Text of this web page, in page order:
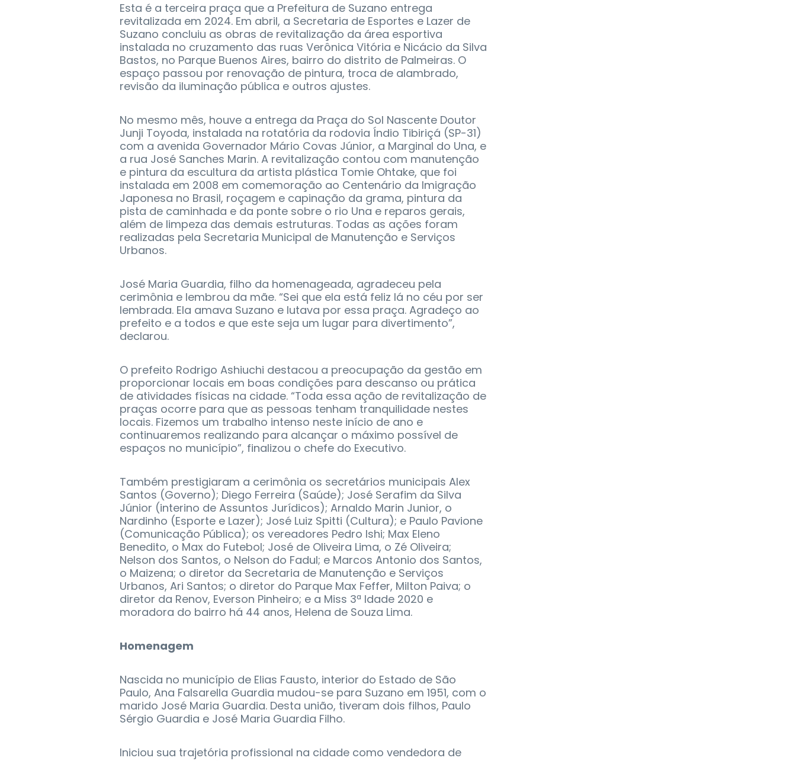
Esta é a terceira praça que a Prefeitura de Suzano entrega
revitalizada em 2024. Em abril, a Secretaria de Esportes e Lazer de
Suzano concluiu as obras de revitalização da área esportiva
instalada no cruzamento das ruas Verônica Vitória e Nicácio da Silva
Bastos, no Parque Buenos Aires, bairro do distrito de Palmeiras. O
espaço passou por renovação de pintura, troca de alambrado,
revisão da iluminação pública e outros ajustes.
No mesmo mês, houve a entrega da Praça do Sol Nascente Doutor
Junji Toyoda, instalada na rotatória da rodovia Índio Tibiriçá (SP-31)
com a avenida Governador Mário Covas Júnior, a Marginal do Una, e
a rua José Sanches Marin. A revitalização contou com manutenção
e pintura da escultura da artista plástica Tomie Ohtake, que foi
instalada em 2008 em comemoração ao Centenário da Imigração
Japonesa no Brasil, roçagem e capinação da grama, pintura da
pista de caminhada e da ponte sobre o rio Una e reparos gerais,
além de limpeza das demais estruturas. Todas as ações foram
realizadas pela Secretaria Municipal de Manutenção e Serviços
Urbanos.
José Maria Guardia, filho da homenageada, agradeceu pela
cerimônia e lembrou da mãe. “Sei que ela está feliz lá no céu por ser
lembrada. Ela amava Suzano e lutava por essa praça. Agradeço ao
prefeito e a todos e que este seja um lugar para divertimento”,
declarou.
O prefeito Rodrigo Ashiuchi destacou a preocupação da gestão em
proporcionar locais em boas condições para descanso ou prática
de atividades físicas na cidade. “Toda essa ação de revitalização de
praças ocorre para que as pessoas tenham tranquilidade nestes
locais. Fizemos um trabalho intenso neste início de ano e
continuaremos realizando para alcançar o máximo possível de
espaços no município”, finalizou o chefe do Executivo.
Também prestigiaram a cerimônia os secretários municipais Alex
Santos (Governo); Diego Ferreira (Saúde); José Serafim da Silva
Júnior (interino de Assuntos Jurídicos); Arnaldo Marin Junior, o
Nardinho (Esporte e Lazer); José Luiz Spitti (Cultura); e Paulo Pavione
(Comunicação Pública); os vereadores Pedro Ishi; Max Eleno
Benedito, o Max do Futebol; José de Oliveira Lima, o Zé Oliveira;
Nelson dos Santos, o Nelson do Fadul; e Marcos Antonio dos Santos,
o Maizena; o diretor da Secretaria de Manutenção e Serviços
Urbanos, Ari Santos; o diretor do Parque Max Feffer, Milton Paiva; o
diretor da Renov, Everson Pinheiro; e a Miss 3ª Idade 2020 e
moradora do bairro há 44 anos, Helena de Souza Lima.
Homenagem
Nascida no município de Elias Fausto, interior do Estado de São
Paulo, Ana Falsarella Guardia mudou-se para Suzano em 1951, com o
marido José Maria Guardia. Desta união, tiveram dois filhos, Paulo
Sérgio Guardia e José Maria Guardia Filho.
Iniciou sua trajetória profissional na cidade como vendedora de